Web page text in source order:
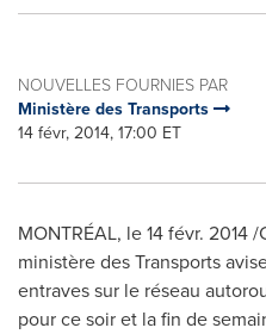
NOUVELLES FOURNIES PAR
Ministère des Transports
14 févr, 2014, 17:00 ET
MONTRÉAL, le 14 févr. 2014
ministère des Transports
entraves sur le réseau
pour ce soir et la fin de